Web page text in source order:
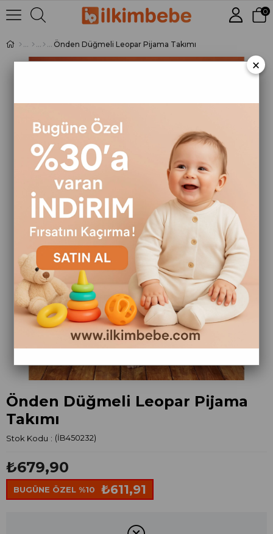
0
Önden Düğmeli Leopar Pijama Takımı
Önden Düğmeli Leopar Pijama
Takımı
Stok Kodu (İB450232)
₺679,90
BUGÜNE ÖZEL %10 ₺611,91
×